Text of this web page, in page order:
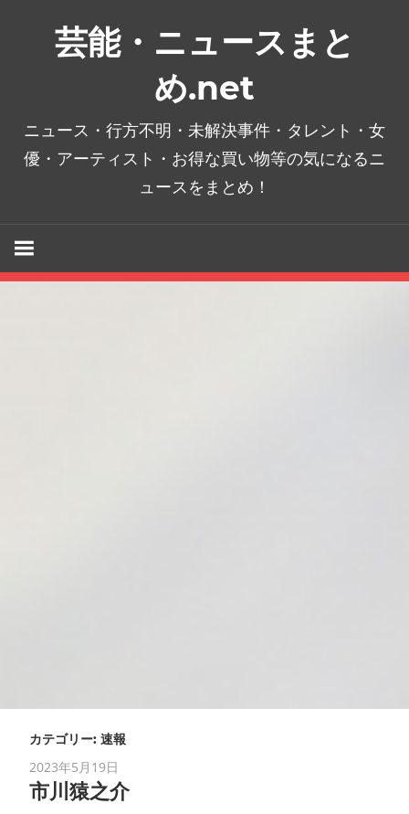
芸能・ニュースまと
め.net
ニュース・行方不明・未解決事件・タレント・女
優・アーティスト・お得な買い物等の気になるニ
ュースをまとめ！
カテゴリー: 速報
2023年5月19日
市川猿之介